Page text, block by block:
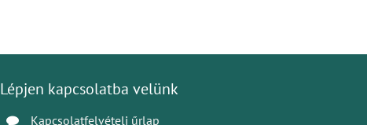
Lépjen kapcsolatba velünk
Kapcsolatfelvételi űrlap